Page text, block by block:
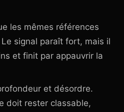
les mêmes références
signal paraît fort, mais il
et finit par appauvrir la
et désordre.
doit rester classable,